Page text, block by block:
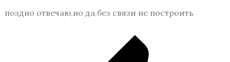
поздно отвечаю,но да,без связи не построить